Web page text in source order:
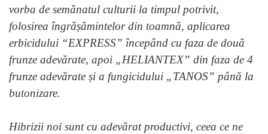
vorba de semănatul culturii la timpul potrivit,
folosirea îngrășămintelor din toamnă, aplicarea
erbicidului “EXPRESS” începând cu faza de două
frunze adevărate, apoi „HELIANTEX” din faza de 4
frunze adevărate și a fungicidului „TANOS” până la
butonizare.
Hibrizii noi sunt cu adevărat productivi, ceea ce ne